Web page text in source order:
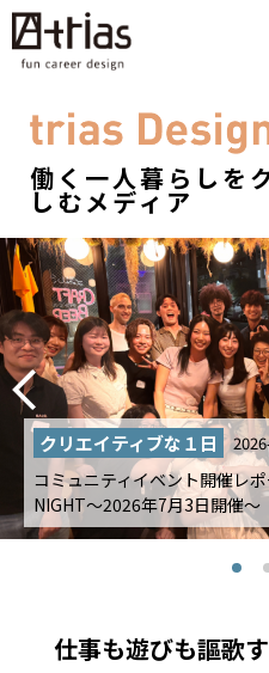
働く一人暮らしを
しむメディア
クリエイティブな１日
コミュニティイベント開催レ
NIGHT～2026年7月3日開催～
仕事も遊びも謳歌